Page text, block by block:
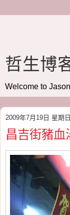
哲生博
Welcome to
2009年7月19日 星期日
昌吉街豬血